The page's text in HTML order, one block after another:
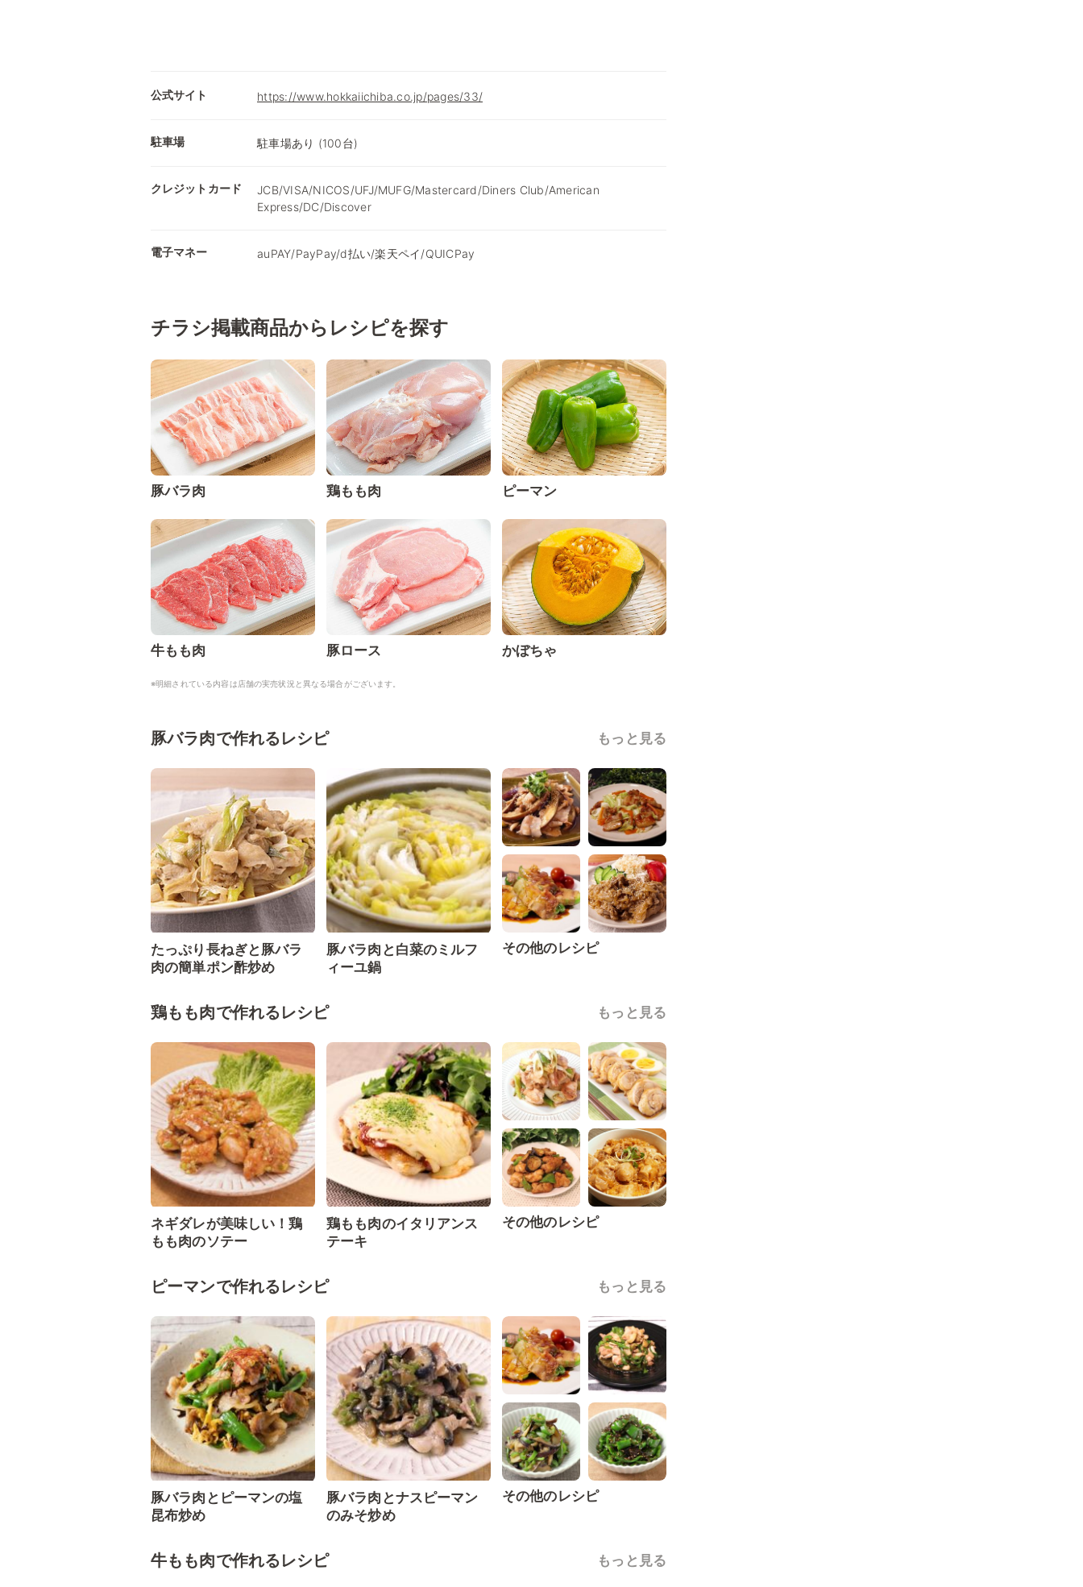
公式サイト https://www.hokkaiichiba.co.jp/pages/33/
駐車場 駐車場あり (100台)
クレジットカード
JCB/VISA/NICOS/UFJ/MUFG/Mastercard/Diners Club/American
Express/DC/Discover
電子マネー auPAY/PayPay/d払い/楽天ペイ/QUICPay
チラシ掲載商品からレシピを探す
豚バラ肉 鶏もも肉 ピーマン
牛もも肉 豚ロース かぼちゃ
※明細されている内容は店舗の実売状況と異なる場合がございます。
豚バラ肉で作れるレシピ もっと見る
たっぷり長ねぎと豚バラ
肉の簡単ポン酢炒め
豚バラ肉と白菜のミルフ
ィーユ鍋
その他のレシピ
鶏もも肉で作れるレシピ もっと見る
ネギダレが美味しい！鶏
もも肉のソテー
鶏もも肉のイタリアンス
テーキ
その他のレシピ
ピーマンで作れるレシピ もっと見る
豚バラ肉とピーマンの塩
昆布炒め
豚バラ肉とナスピーマン
のみそ炒め
その他のレシピ
牛もも肉で作れるレシピ もっと見る